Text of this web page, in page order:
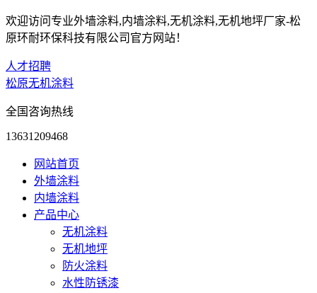
欢迎访问专业外墙涂料,内墙涂料,无机涂料,无机地坪厂家-松
原环耐环保科技有限公司官方网站！
人才招聘
松原无机涂料
全国咨询热线
13631209468
网站首页
外墙涂料
内墙涂料
产品中心
无机涂料
无机地坪
防火涂料
水性防锈漆